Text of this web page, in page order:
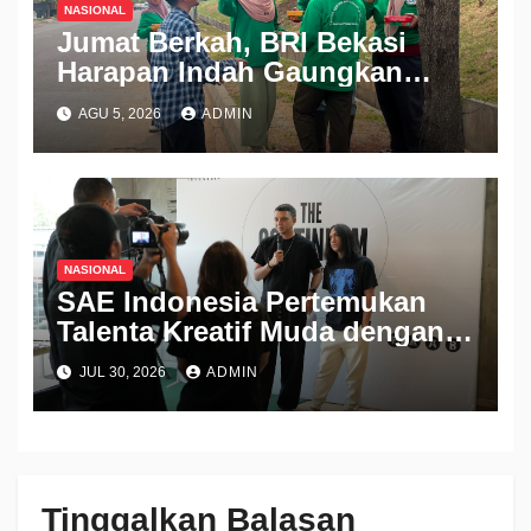
NASIONAL
Jumat Berkah, BRI Bekasi
Harapan Indah Gaungkan
Semangat Berbagi
AGU 5, 2026 ADMIN
NASIONAL
SAE Indonesia Pertemukan
Talenta Kreatif Muda dengan
Industri Lewat Pameran THE
CONTINUUM 2026
JUL 30, 2026 ADMIN
Tinggalkan Balasan